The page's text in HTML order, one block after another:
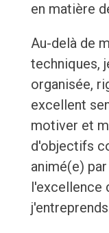
en matière
Au-delà de
techniques,
organisée,
excellent
motiver et
d'objectifs
animé(e)
l'excellence